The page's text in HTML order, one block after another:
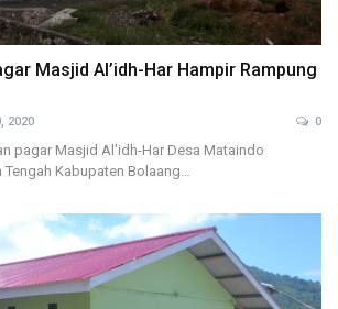
Masjid Al’idh-Har Hampir Rampung
2020 0
pagar Masjid Al'idh-Har Desa Mataindo
Kabupaten Bolaang…